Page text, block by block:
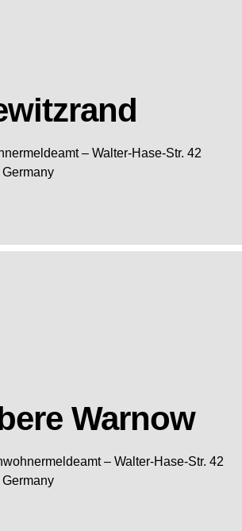
– Walter-Hase-Str. 42
Germany
Warnow
– Walter-Hase-Str. 42
Germany